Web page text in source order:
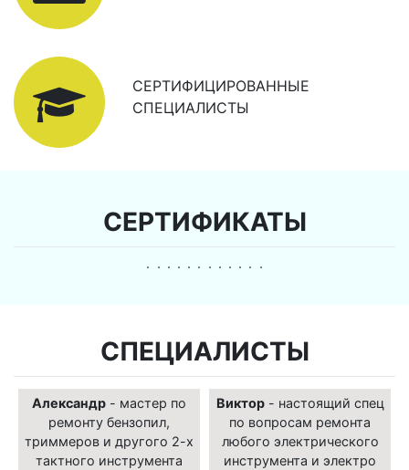
СЕРТИФИЦИРОВАННЫЕ
СПЕЦИАЛИСТЫ
СЕРТИФИКАТЫ
СПЕЦИАЛИСТЫ
Александр - мастер по
ремонту бензопил,
триммеров и другого 2-х
тактного инструмента
Виктор- настоящий спец
по вопросам ремонта
любого электрического
инструмента и электро